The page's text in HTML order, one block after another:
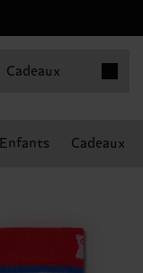
Cadeaux
Enfants Cadeaux